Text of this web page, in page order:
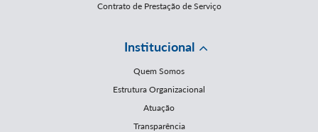
Contrato de Prestação de Serviço
Institucional
Quem Somos
Estrutura Organizacional
Atuação
Transparência